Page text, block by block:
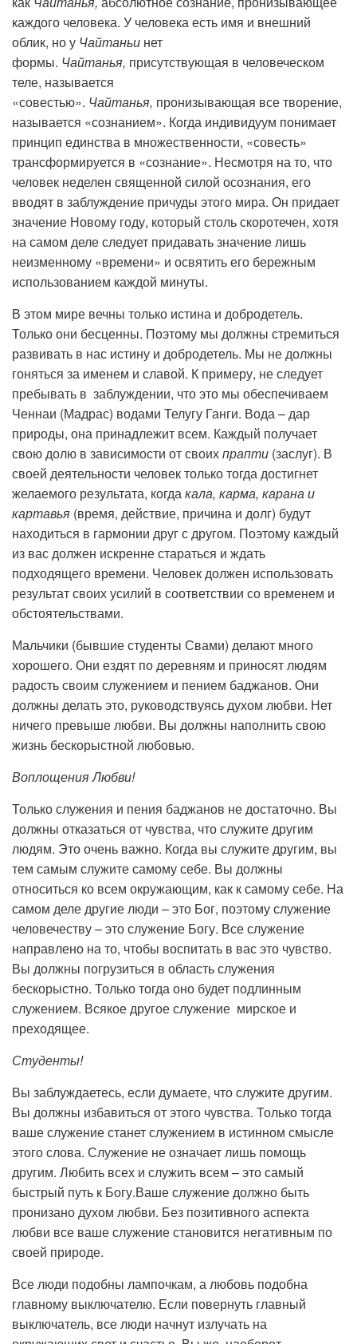
каждого человека. У человека есть имя и внешний
облик, но у Чайтаньи нет
формы. Чайтанья, присутствующая в человеческом
теле, называется
«совестью». Чайтанья, пронизывающая все творение,
называется «сознанием». Когда индивидуум понимает
принцип единства в множественности, «совесть»
трансформируется в «сознание». Несмотря на то, что
человек неделен священной силой осознания, его
вводят в заблуждение причуды этого мира. Он придает
значение Новому году, который столь скоротечен, хотя
на самом деле следует придавать значение лишь
неизменному «времени» и освятить его бережным
использованием каждой минуты.
В этом мире вечны только истина и добродетель.
Только они бесценны. Поэтому мы должны стремиться
развивать в нас истину и добродетель. Мы не должны
гоняться за именем и славой. К примеру, не следует
пребывать в заблуждении, что это мы обеспечиваем
Ченнаи (Мадрас) водами Телугу Ганги. Вода – дар
природы, она принадлежит всем. Каждый получает
свою долю в зависимости от своихпрапти (заслуг). В
своей деятельности человек только тогда достигнет
желаемого результата, когдакала, карма, карана и
картавья (время, действие, причина и долг) будут
находиться в гармонии друг с другом. Поэтому каждый
из вас должен искренне стараться и ждать
подходящего времени. Человек должен использовать
результат своих усилий в соответствии со временем и
обстоятельствами.
Мальчики (бывшие студенты Свами) делают много
хорошего. Они ездят по деревням и приносят людям
радость своим служением и пением баджанов. Они
должны делать это, руководствуясь духом любви. Нет
ничего превыше любви. Вы должны наполнить свою
жизнь бескорыстной любовью.
Воплощения Любви!
Только служения и пения баджанов не достаточно. Вы
должны отказаться от чувства, что служите другим
людям. Это очень важно. Когда вы служите другим, вы
тем самым служите самому себе. Вы должны
относиться ко всем окружающим, как к самому себе. На
самом деле другие люди – это Бог, поэтому служение
человечеству – это служение Богу. Все служение
направлено на то, чтобы воспитать в вас это чувство.
Вы должны погрузиться в область служения
бескорыстно. Только тогда оно будет подлинным
служением. Всякое другое служение мирское и
преходящее.
Студенты!
Вы заблуждаетесь, если думаете, что служите другим.
Вы должны избавиться от этого чувства. Только тогда
ваше служение станет служением в истинном смысле
этого слова. Служение не означает лишь помощь
другим. Любить всех и служить всем – это самый
быстрый путь к Богу.Ваше служение должно быть
пронизано духом любви. Без позитивного аспекта
любви все ваше служение становится негативным по
своей природе.
Все люди подобны лампочкам, а любовь подобна
главному выключателю. Если повернуть главный
выключатель, все люди начнут излучать на